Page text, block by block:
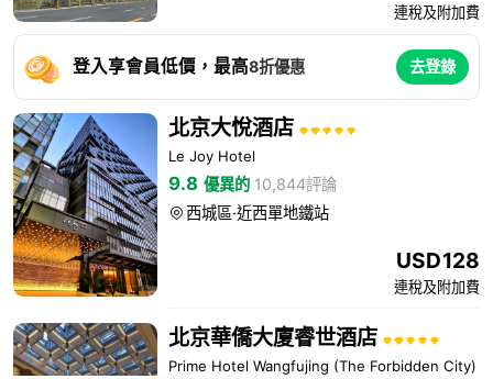
連稅及附加費
登入享會員低價，最高8折優惠 去登錄
北京大悅酒店
Le Joy Hotel
9.8 優異的 10,844評論
 西城區·近西單地鐵站
USD128
連稅及附加費
北京華僑大廈睿世酒店
Prime Hotel Wangfujing (The Forbidden City)